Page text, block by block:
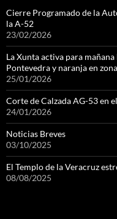
Cierre Programado de la
la A-52
23/02/2026
La Xunta activa para
Pontevedra y naranja en
25/01/2026
Corte de Calzada AG-53 en
24/01/2026
Noticias Breves
03/10/2025
El Templo de la Veracruz
08/08/2025